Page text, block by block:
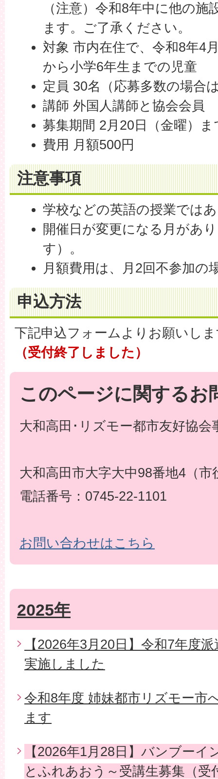
（注意）令和8年中に他の
ます。ご了承ください。
対象 市内在住で、令和8年4
から小学6年生までの児童
定員 30名（応募多数の場合
講師 外国人講師と協会会員
募集期間 2月20日（金曜）ま
費用 月額500円
注意事項
学校などの英語の授業では
開催日が変更になる月があ
す）。
月額費用は、月2回不参加の
申込方法
下記申込フォームよりお願いし
（受付終了しました）
このページに関するお
大和高田･リズモー都市友好協会
大和高田市大字大中98番地4（市
電話番号：0745-22-1101
お問い合わせはこちら
2025年
【2026年3月20日】令和7年度
実施しました
令和8年度 姉妹都市リズモー市
ます
【2026年1月28日】バンブー
とふれあおう～受講生募集（受